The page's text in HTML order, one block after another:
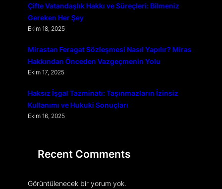
Çifte Vatandaşlık Hakkı ve Süreçleri: Bilmeniz
Gereken Her Şey
Ekim 18, 2025
Mirastan Feragat Sözleşmesi Nasıl Yapılır? Miras
Hakkından Önceden Vazgeçmenin Yolu
Ekim 17, 2025
Haksız İşgal Tazminatı: Taşınmazların İzinsiz
Kullanımı ve Hukuki Sonuçları
Ekim 16, 2025
Recent Comments
Görüntülenecek bir yorum yok.